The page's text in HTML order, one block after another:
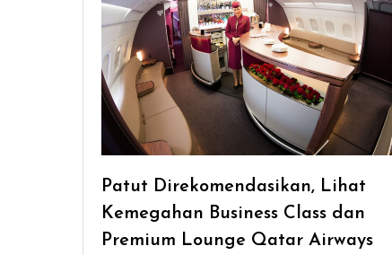
Patut Direkomendasikan, Lihat
Kemegahan Business Class dan
Premium Lounge Qatar Airways